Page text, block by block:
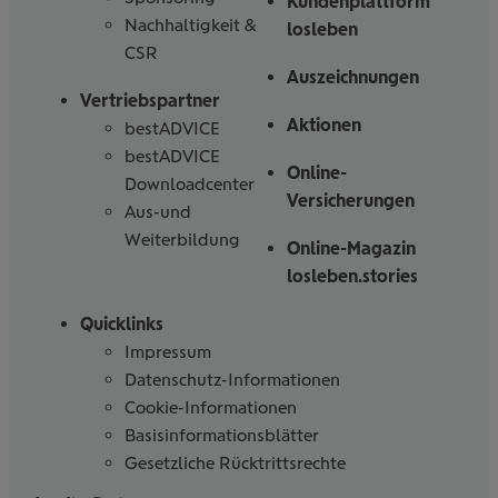
Nachhaltigkeit &
CSR
Vertriebspartner
bestADVICE
bestADVICE
Downloadcenter
Aus-und
Weiterbildung
losleben
Auszeichnungen
Aktionen
Online-
Versicherungen
Online-Magazin
losleben.stories
Quicklinks
Impressum
Datenschutz-Informationen
Cookie-Informationen
Basisinformationsblätter
Gesetzliche Rücktrittsrechte